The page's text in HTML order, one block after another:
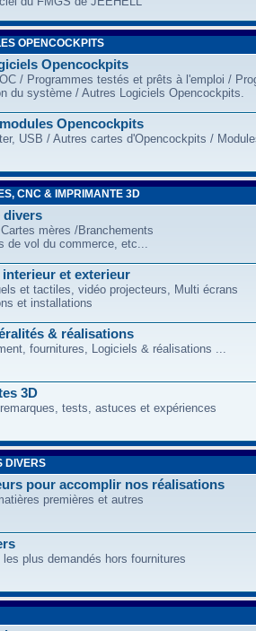
OPENCOCKPITS
Opencockpits
/ Programmes testés et prêts à l'emploi /
du système / Autres Logiciels Opencockpits.
Opencockpits
USB / Autres cartes d'Opencockpits /
CNC & IMPRIMANTE 3D
divers
mères /Branchements
de vol du commerce, etc...
et exterieur
et tactiles, vidéo projecteurs, Multi écrans
et installations
& réalisations
fournitures, Logiciels & réalisations ...
3D
tests, astuces et expériences
DIVERS
pour accomplir nos réalisations
premières et autres
plus demandés hors fournitures